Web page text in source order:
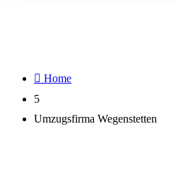
 Home
5
Umzugsfirma Wegenstetten